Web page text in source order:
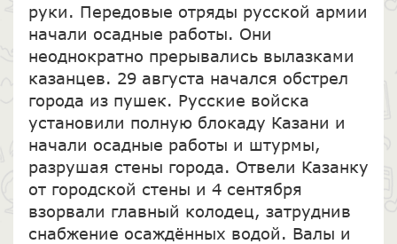
руки. Передовые отряды русской армии
начали осадные работы. Они
неоднократно прерывались вылазками
казанцев. 29 августа начался обстрел
города из пушек. Русские войска
установили полную блокаду Казани и
начали осадные работы и штурмы,
разрушая стены города. Отвели Казанку
от городской стены и 4 сентября
взорвали главный колодец, затруднив
снабжение осаждённых водой. Валы и